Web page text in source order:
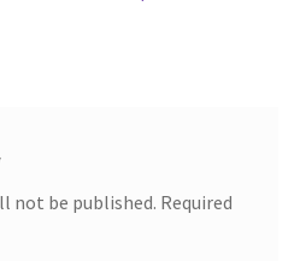
not be published. Required